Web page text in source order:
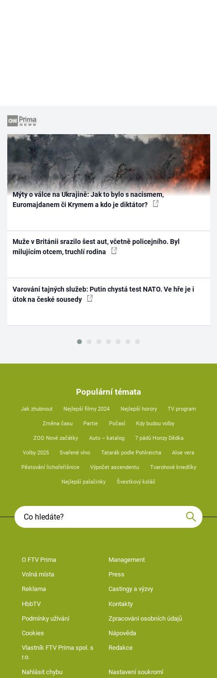
Mýty o válce na Ukrajině: Jak to bylo s nacismem,
Euromajdanem či Krymem a kdo je diktátor?
Muže v Británii srazilo šest aut, včetně policejního. Byl
milujícím otcem, truchlí rodina
Varování tajných služeb: Putin chystá test NATO. Ve hře je i
útok na české sousedy
Populární témata
Jak zhubnout Nejlepší filmy 2024 Nejlepší horory TV program
Změna času Partie Počasí Kdy budou volby
ZOO Nové začátky Auto – katalog 7 pádů Honzy Dědka
Volby 2025 Svařené víno Tatarák podle Pohlreicha Aloe vera
Pěstování lichořeřišnice Výpočet ascendentu Tvarohové knedlíky
Nejlepší palačinky Švestkový koláč
O FTV Prima Management
Volná místa Press
Reklama Castingy a výzvy
HbbTV Kontakty
Podmínky užívání Zpracování osobních údajů
Cookies Nápověda
Vlastník FTV Prima spol. s
r.o.
Redakce
Nahlásit chybu Nastavení soukromí